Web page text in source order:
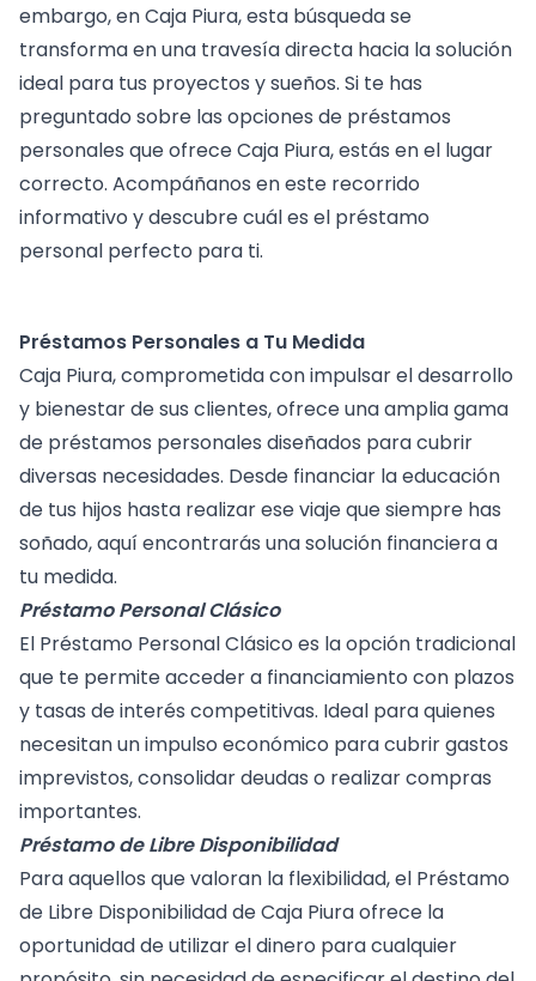
embargo, en Caja Piura, esta búsqueda se
transforma en una travesía directa hacia la solución
ideal para tus proyectos y sueños. Si te has
preguntado sobre las opciones de préstamos
personales que ofrece Caja Piura, estás en el lugar
correcto. Acompáñanos en este recorrido
informativo y descubre cuál es el préstamo
personal perfecto para ti.
Préstamos Personales a Tu Medida
Caja Piura, comprometida con impulsar el desarrollo
y bienestar de sus clientes, ofrece una amplia gama
de préstamos personales diseñados para cubrir
diversas necesidades. Desde financiar la educación
de tus hijos hasta realizar ese viaje que siempre has
soñado, aquí encontrarás una solución financiera a
tu medida.
Préstamo Personal Clásico
El Préstamo Personal Clásico es la opción tradicional
que te permite acceder a financiamiento con plazos
y tasas de interés competitivas. Ideal para quienes
necesitan un impulso económico para cubrir gastos
imprevistos, consolidar deudas o realizar compras
importantes.
Préstamo de Libre Disponibilidad
Para aquellos que valoran la flexibilidad, el Préstamo
de Libre Disponibilidad de Caja Piura ofrece la
oportunidad de utilizar el dinero para cualquier